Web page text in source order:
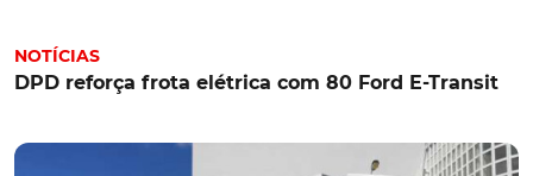
NOTÍCIAS
DPD reforça frota elétrica com 80 Ford E-Transit